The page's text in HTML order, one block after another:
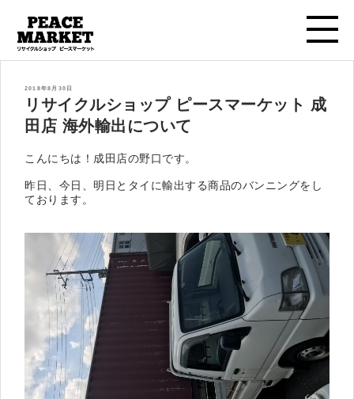
投
2018年8月30日
リサイクルショップ ピースマーケット 成
田店 海外輸出について
こんにちは！成田店の野口です。
昨日、今日、明日とタイに輸出する商品のバンニングをし
ております。